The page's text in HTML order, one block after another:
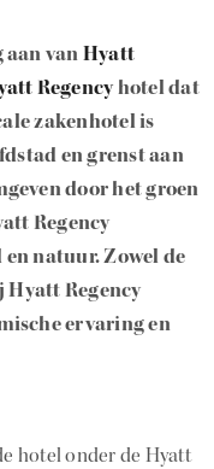
vanHyatt
Regencyhotel dat
zakenhotel is
en grenst aan
door het groen
Regency
natuur. Zowel de
Regency
ervaring en
hotel onder de Hyatt